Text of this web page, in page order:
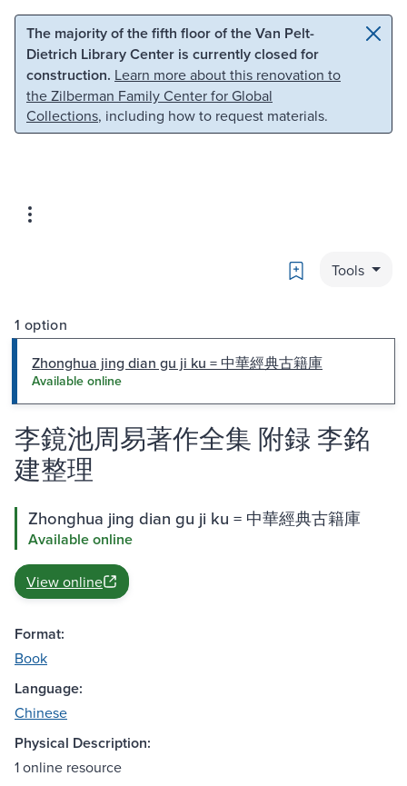
Skip to main content Skip to search
The majority of the fifth floor of the Van Pelt-
Dietrich Library Center is currently closed for
construction. Learn more about this renovation to
the Zilberman Family Center for Global
Collections, including how to request materials.
Bookmark
Tools
1 option
Zhonghua jing dian gu ji ku = 中華經典古籍庫
Available online
李鏡池周易著作全集 附録 李銘
建整理
Zhonghua jing dian gu ji ku = 中華經典古籍庫
Available online
View online
Format:
Book
Language:
Chinese
Physical Description:
1 online resource